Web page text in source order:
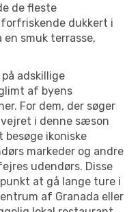
de fleste
dukkert i
smuk terrasse,
adskillige
af byens
For dem, der søger
i denne sæson
ikoniske
markeder og andre
udendørs. Disse
at gå lange ture i
af Granada eller